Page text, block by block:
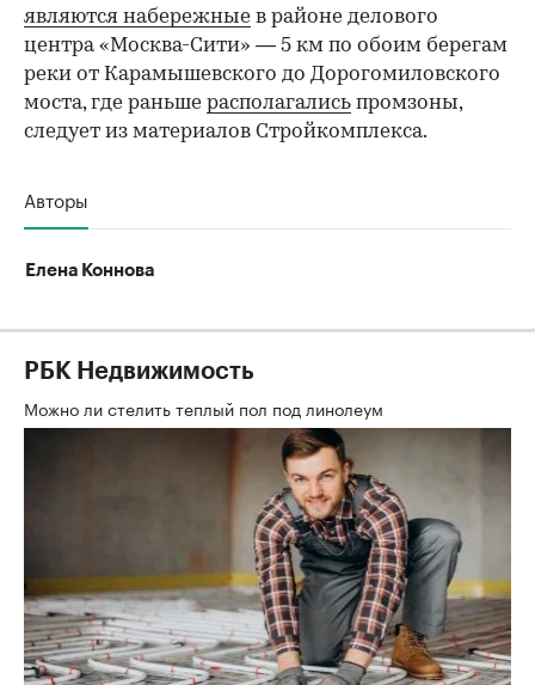
являются набережные в районе делового
центра «Москва-Сити» — 5 км по обоим берегам
реки от Карамышевского до Дорогомиловского
моста, где раньше располагались промзоны,
следует из материалов Стройкомплекса.
Авторы
Елена Коннова
РБК Недвижимость
Можно ли стелить теплый пол под линолеум